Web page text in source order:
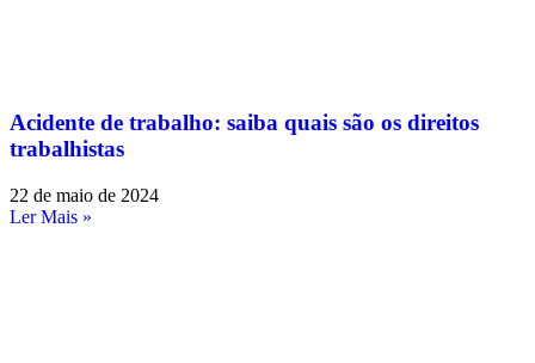
Acidente de trabalho: saiba quais são os direitos
trabalhistas
22 de maio de 2024
Ler Mais »